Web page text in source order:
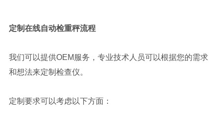
定制在线自动检重秤流程
我们可以提供OEM服务，专业技术人员可以根据您的需求
和想法来定制检查仪。
定制要求可以考虑以下方面：